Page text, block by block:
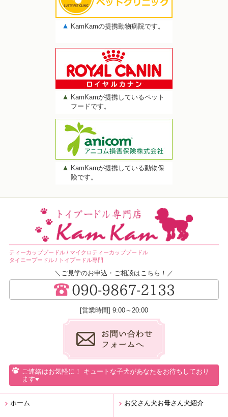
KamKamの提携動物病院です。
KamKamが提携しているペット
フードです。
KamKamが提携している動物保
険です。
ティーカッププードル / マイクロティーカッププードル
タイニープードル / トイプードル専門
＼ご見学のお申込・ご相談はこちら！／
[営業時間] 9:00～20:00
ご連絡はお気軽に！ キュートな子犬があなたをお待ちしており
ます♥
ホーム お父さん犬お母さん犬紹介